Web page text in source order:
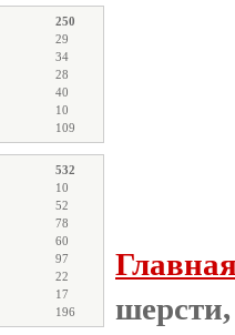
250
29
34
28
40
10
109
532
10
52
78
60
97
22
17
196